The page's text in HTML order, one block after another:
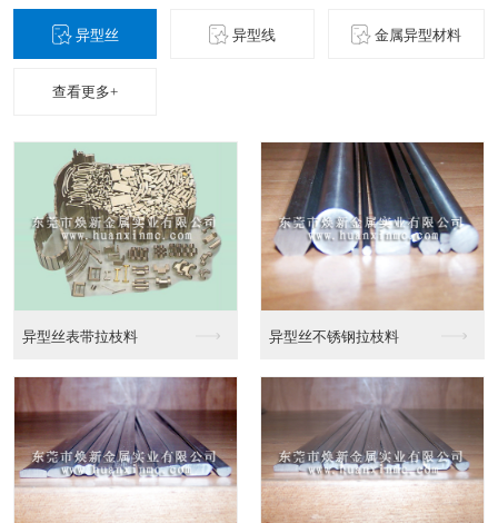
异型丝 异型线 金属异型材料
查看更多+
异性线CAD截面图 异性线截面图